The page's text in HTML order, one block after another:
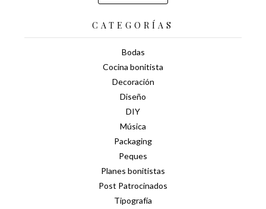
CATEGORÍAS
Bodas
Cocina bonitista
Decoración
Diseño
DIY
Música
Packaging
Peques
Planes bonitistas
Post Patrocinados
Tipografía